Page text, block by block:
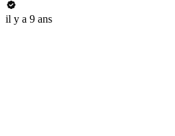
il y a 9 ans